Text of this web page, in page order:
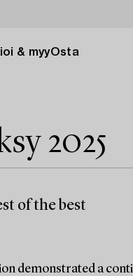
& myyOsta
2025
of the best
demonstrated a